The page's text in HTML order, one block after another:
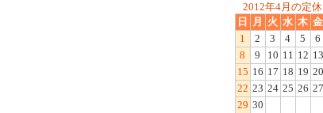
2012年4月の定休
日
月 火 水 木 金
1
2 3 4 5 6
8
9 10 11 12 13
15 16 17 18 19 20
22 23 24 25 26 27
29 30